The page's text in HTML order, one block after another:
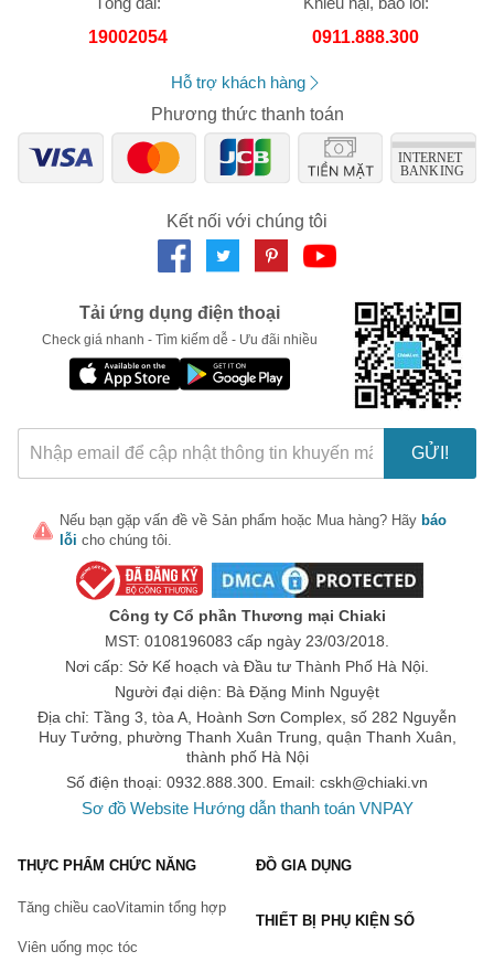
trách nhiệm về nhầm lẫn hay sai lệch về sản phẩm.
19002054
0911.888.300
Hỗ trợ khách hàng
Phương thức thanh toán
Kết nối với chúng tôi
Tải ứng dụng điện thoại
Check giá nhanh - Tìm kiếm dễ - Ưu đãi nhiều
GỬI!
Nếu bạn gặp vấn đề về Sản phẩm hoặc Mua hàng? Hãy báo
lỗi cho chúng tôi.
Công ty Cổ phần Thương mại Chiaki
MST: 0108196083 cấp ngày 23/03/2018.
Nơi cấp: Sở Kế hoạch và Đầu tư Thành Phố Hà Nội.
Người đại diện: Bà Đặng Minh Nguyệt
Địa chỉ: Tầng 3, tòa A, Hoành Sơn Complex, số 282 Nguyễn
Huy Tưởng, phường Thanh Xuân Trung, quận Thanh Xuân,
thành phố Hà Nội
Số điện thoại: 0932.888.300. Email: cskh@chiaki.vn
Sơ đồ Website Hướng dẫn thanh toán VNPAY
THỰC PHẨM CHỨC NĂNG
Tăng chiều caoVitamin tổng hợp
Viên uống mọc tóc
ĐỒ GIA DỤNG
THIẾT BỊ PHỤ KIỆN SỐ
Áp dụng cho đơn hàng từ:
LẤY MÃ NGAY